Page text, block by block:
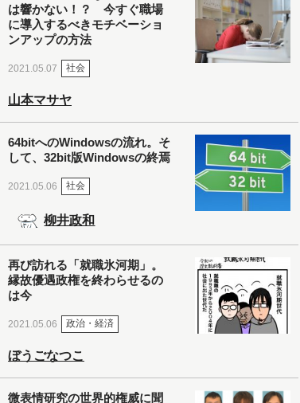
は響かない！？ 今すぐ職場
に導入するべきモチベーショ
ンアップの方法
2021.05.07 社会
山本マサヤ
64bitへのWindowsの流れ。そ
して、32bit版Windowsの終焉
2021.05.06 社会
柳井政和
再び訪れる「就職氷河期」。
縁故優遇政権を終わらせるの
は今
2021.05.06 政治・経済
ぼうごなつこ
微表情研究の世界的権威に聞